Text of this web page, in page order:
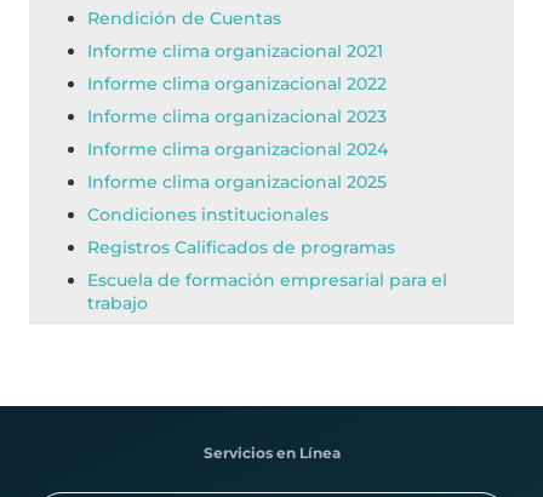
Rendición de Cuentas
Informe clima organizacional 2021
Informe clima organizacional 2022
Informe clima organizacional 2023
Informe clima organizacional 2024
Informe clima organizacional 2025
Condiciones institucionales
Registros Calificados de programas
Escuela de formación empresarial para el
trabajo
Servicios en Línea